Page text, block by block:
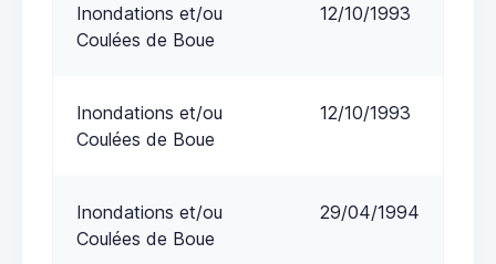
Inondations et/ou
Coulées de Boue
12/10/1993
Inondations et/ou
Coulées de Boue
12/10/1993
Inondations et/ou
Coulées de Boue
29/04/1994